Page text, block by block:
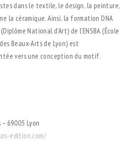
dans le textile, le design, la peinture,
la céramique. Ainsi, la formation DNA
National d’Art) de l’ENSBA (École
Beaux-Arts de Lyon) est
vers une conception du motif.
69005 Lyon
edition.com/